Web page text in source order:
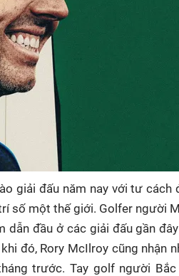
giải đấu năm nay với tư cách
số một thế giới. Golfer người
dẫn đầu ở các giải đấu gần
đó, Rory McIlroy cũng nhận
trước. Tay golf người